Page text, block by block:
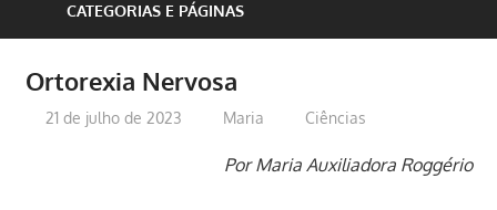
CATEGORIAS E PÁGINAS
Ortorexia Nervosa
21 de julho de 2023 Maria Ciências
Por Maria Auxiliadora Roggério